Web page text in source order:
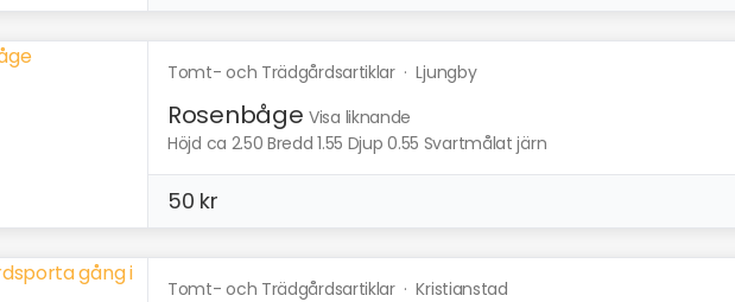
Tomt- och Trädgårdsartiklar·Ljungby
Rosenbåge Visa liknande
Höjd ca 2.50 Bredd 1.55 Djup 0.55 Svartmålat järn
50 kr
Tomt- och Trädgårdsartiklar·Kristianstad